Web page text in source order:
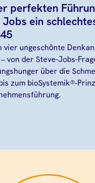
perfekten
ein
vier ungeschönte
von der Steve-Jobs-
über die
zum bioSystemik®-